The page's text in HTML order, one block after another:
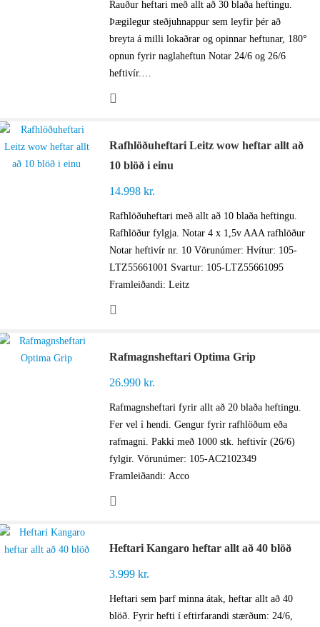
Rauður heftari með allt að 30 blaða heftingu.
Þægilegur steðjuhnappur sem leyfir þér að
breyta á milli lokaðrar og opinnar heftunar, 180°
opnun fyrir naglaheftun Notar 24/6 og 26/6
heftivír.…
Rafhlöðuheftari Leitz wow heftar allt að
10 blöð i einu
14.998kr.
Rafhlöðuheftari með allt að 10 blaða heftingu.
Rafhlöður fylgja. Notar 4 x 1,5v AAA rafhlöður
Notar heftivír nr. 10 Vörunúmer: Hvítur: 105-
LTZ55661001 Svartur: 105-LTZ55661095
Framleiðandi: Leitz
Rafmagnsheftari Optima Grip
26.990kr.
Rafmagnsheftari fyrir allt að 20 blaða heftingu.
Fer vel í hendi. Gengur fyrir rafhlöðum eða
rafmagni. Pakki með 1000 stk. heftivír (26/6)
fylgir. Vörunúmer: 105-AC2102349
Framleiðandi: Acco
Heftari Kangaro heftar allt að 40 blöð
3.999kr.
Heftari sem þarf minna átak, heftar allt að 40
blöð. Fyrir hefti í eftirfarandi stærðum: 24/6,